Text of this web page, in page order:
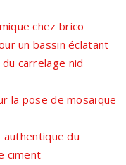
chez brico
un bassin éclatant
carrelage nid
la pose de mosaïque
authentique du
ciment